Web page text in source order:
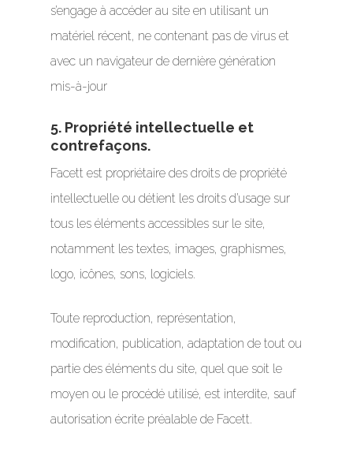
s’engage à accéder au site en utilisant un
matériel récent, ne contenant pas de virus et
avec un navigateur de dernière génération
mis-à-jour
5. Propriété intellectuelle et
contrefaçons.
Facett est propriétaire des droits de propriété
intellectuelle ou détient les droits d’usage sur
tous les éléments accessibles sur le site,
notamment les textes, images, graphismes,
logo, icônes, sons, logiciels.
Toute reproduction, représentation,
modification, publication, adaptation de tout ou
partie des éléments du site, quel que soit le
moyen ou le procédé utilisé, est interdite, sauf
autorisation écrite préalable de Facett.